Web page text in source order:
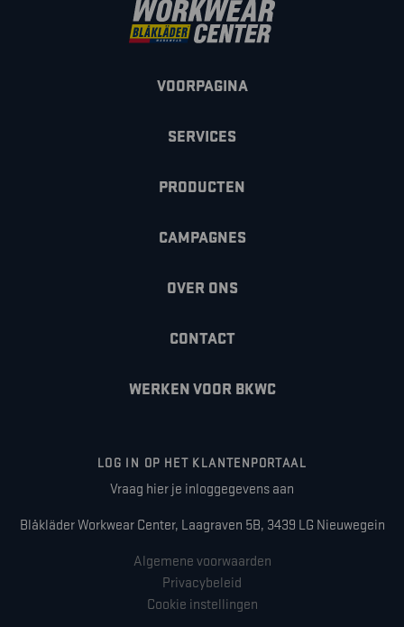
VOORPAGINA
SERVICES
PRODUCTEN
CAMPAGNES
OVER ONS
CONTACT
WERKEN VOOR BKWC
LOG IN OP HET KLANTENPORTAAL
Vraag hier je inloggegevens aan
Blåkläder Workwear Center, Laagraven 5B, 3439 LG Nieuwegein
Algemene voorwaarden
Privacybeleid
Cookie instellingen